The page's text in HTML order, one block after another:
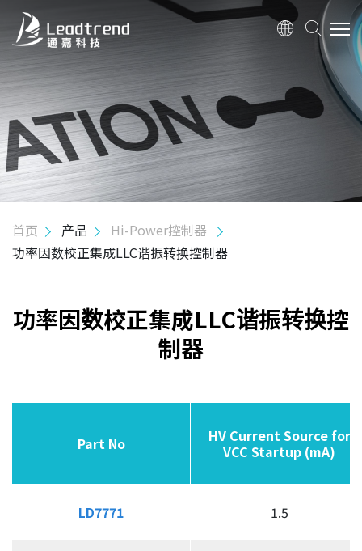
关于我们
产品
Hi-Power 控制器
交错式转移模式功率因数修正控制器
功率因数校正集成LLC谐振转换控制器
转移模式功率因子修正控制器
AHB控制器
USB PD & Type C
LED 应用产品
应用
首页 产品
Hi-Power控制器
功率因数校正集成LLC谐振转换控制器
功率因数校正集成LLC谐振转换控
制器
Part No
HV Current Source for
VCC Startup (mA)
LD7771 1.5
Part No
LD7771
Part No
Part No
HV Current Source for
VCC Startup (mA)